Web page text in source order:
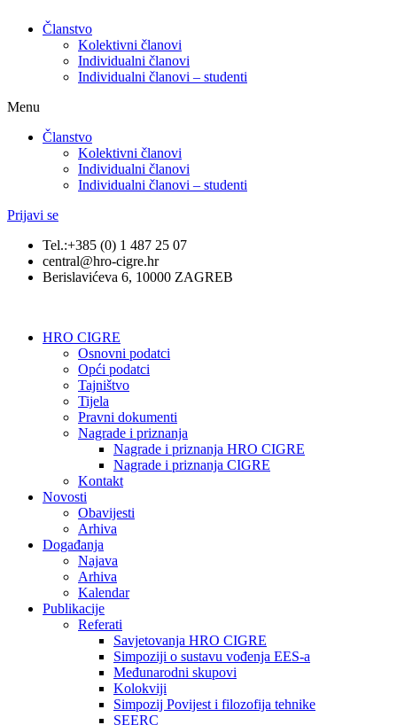
Članstvo
Kolektivni članovi
Individualni članovi
Individualni članovi – studenti
Menu
Članstvo
Kolektivni članovi
Individualni članovi
Individualni članovi – studenti
Prijavi se
Tel.:+385 (0) 1 487 25 07
central@hro-cigre.hr
Berislavićeva 6, 10000 ZAGREB
HRO CIGRE
Osnovni podatci​
Opći podatci
Tajništvo
Tijela
Pravni dokumenti
Nagrade i priznanja
Nagrade i priznanja HRO CIGRE
Nagrade i priznanja CIGRE
Kontakt
Novosti
Obavijesti
Arhiva
Događanja
Najava
Arhiva
Kalendar
Publikacije
Referati
Savjetovanja HRO CIGRE
Simpoziji o sustavu vođenja EES-a
Međunarodni skupovi
Kolokviji​
Simpozij Povijest i filozofija tehnike
SEERC